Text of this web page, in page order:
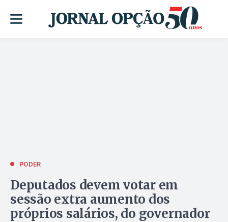
PODER
Deputados devem votar em
sessão extra aumento dos
próprios salários, do governador